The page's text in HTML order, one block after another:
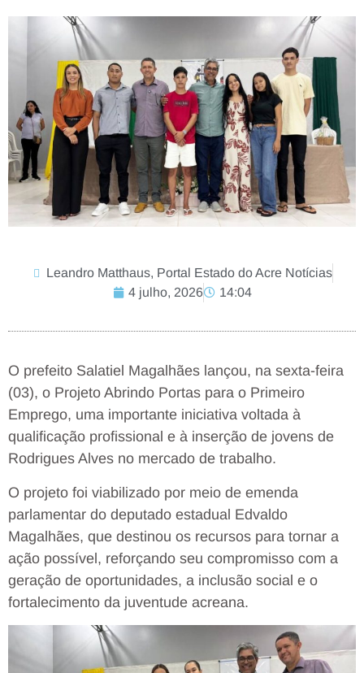
Leandro Matthaus, Portal Estado do Acre Notícias
4 julho, 2026
14:04
O prefeito Salatiel Magalhães lançou, na sexta-feira
(03), o Projeto Abrindo Portas para o Primeiro
Emprego, uma importante iniciativa voltada à
qualificação profissional e à inserção de jovens de
Rodrigues Alves no mercado de trabalho.
O projeto foi viabilizado por meio de emenda
parlamentar do deputado estadual Edvaldo
Magalhães, que destinou os recursos para tornar a
ação possível, reforçando seu compromisso com a
geração de oportunidades, a inclusão social e o
fortalecimento da juventude acreana.